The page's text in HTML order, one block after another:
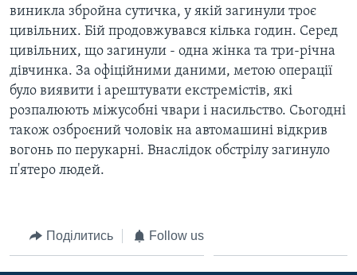
БРИФІНГ ГОЛОСУ АМЕРИКИ
СТУДІЯ ВАШИНГТОН
ВІКНО В АМЕРИКУ
ПРАЙМ-ТАЙМ
ПОГЛЯД З ВАШИНГТОНА
Learning English
МИ В СОЦМЕРЕЖАХ
Мови
виникла збройна сутичка, у якій загинули троє
цивільних. Бій продовжувався кілька годин. Серед
цивільних, що загинули - одна жінка та три-річна
дівчинка. За офіційними даними, метою операції
було виявити і арештувати екстремістів, які
розпалюють міжусобні чвари і насильство. Сьогодні
також озброєний чоловік на автомашині відкрив
вогонь по перукарні. Внаслідок обстрілу загинуло
п'ятеро людей.
Поділитись Follow us